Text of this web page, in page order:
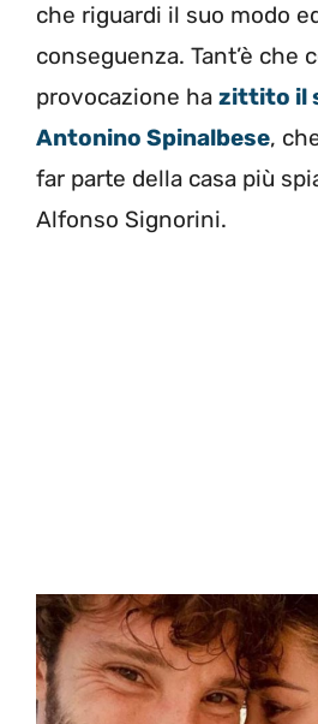
che riguardi il suo modo
conseguenza. Tant’è che
provocazione ha zittito il
Antonino Spinalbese,
far parte della casa più
Alfonso Signorini.